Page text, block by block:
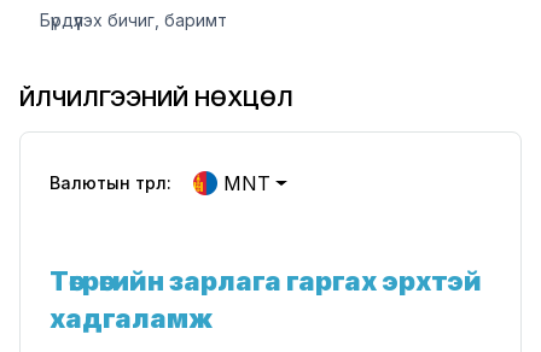
Бүрдүүлэх бичиг, баримт
ҮЙЛЧИЛГЭЭНИЙ НӨХЦӨЛ
Валютын төрөл: MNT
Төгрөгийн зарлага гаргах эрхтэй
хадгаламж